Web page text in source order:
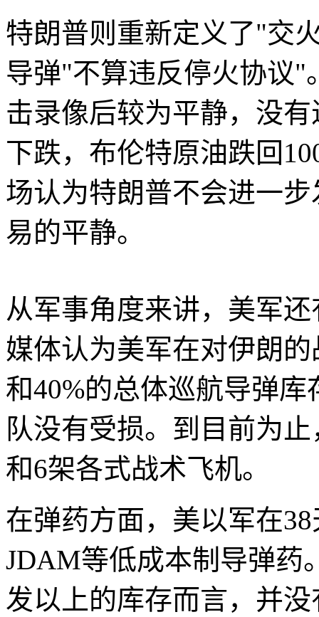
特朗普则重新定义了"交
导弹"不算违反停火协议"
击录像后较为平静，没
下跌，布伦特原油跌回
场认为特朗普不会进一
易的平静。
从军事角度来讲，美军
媒体认为美军在对伊朗
和40%的总体巡航导弹
队没有受损。到目前为
和6架各式战术飞机。
在弹药方面，美以军在
JDAM等低成本制导弹药
发以上的库存而言，并